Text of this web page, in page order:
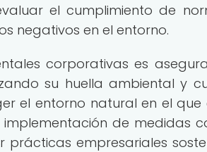
el cumplimiento de
negativos en el entorno.
corporativas es
su huella ambiental y
el entorno natural en el que
de medidas
empresariales